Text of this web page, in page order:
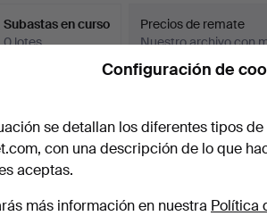
Subastas en curso
0 lotes
Precios de remate
Nuestro archivo con
lo que estás buscando.
clic enSuscribir búsqueday recibirás
tan pronto como dispongamos del
Configuración de
se detallan los diferentes tipos
con una descripción de lo que
aceptas.
más información en nuestra Política